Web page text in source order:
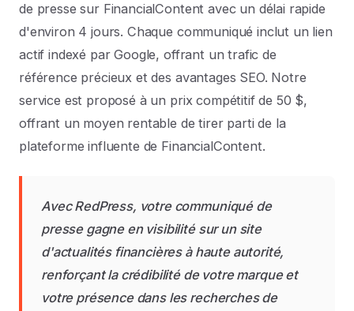
de presse sur FinancialContent avec un délai rapide
d'environ 4 jours. Chaque communiqué inclut un lien
actif indexé par Google, offrant un trafic de
référence précieux et des avantages SEO. Notre
service est proposé à un prix compétitif de 50 $,
offrant un moyen rentable de tirer parti de la
plateforme influente de FinancialContent.
Avec RedPress, votre communiqué de
presse gagne en visibilité sur un site
d'actualités financières à haute autorité,
renforçant la crédibilité de votre marque et
votre présence dans les recherches de